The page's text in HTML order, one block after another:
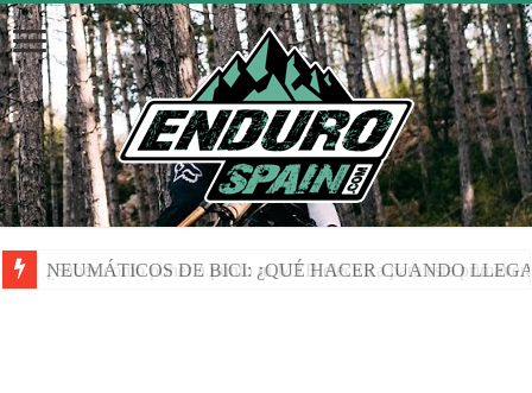
NEUMÁTICOS DE BICI: ¿QUÉ HACER CUANDO